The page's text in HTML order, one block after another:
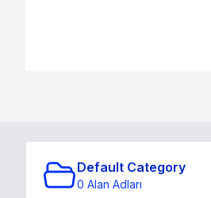
Default Category
0 Alan Adları